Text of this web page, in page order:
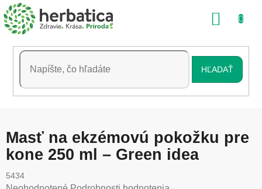
Prejsť
na
obsah
HĽADAŤ
Masť na ekzémovú pokožku pre
kone 250 ml – Green idea
5434